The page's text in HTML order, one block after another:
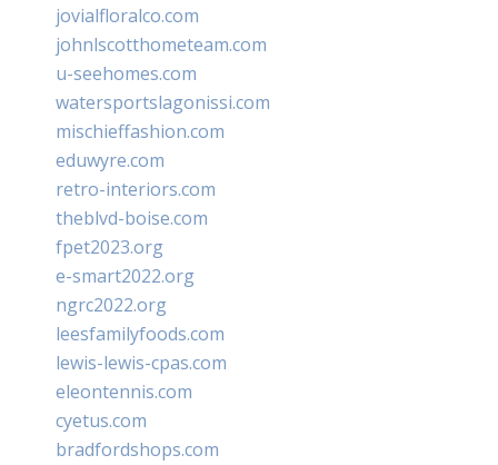
jovialfloralco.com
johnlscotthometeam.com
u-seehomes.com
watersportslagonissi.com
mischieffashion.com
eduwyre.com
retro-interiors.com
theblvd-boise.com
fpet2023.org
e-smart2022.org
ngrc2022.org
leesfamilyfoods.com
lewis-lewis-cpas.com
eleontennis.com
cyetus.com
bradfordshops.com